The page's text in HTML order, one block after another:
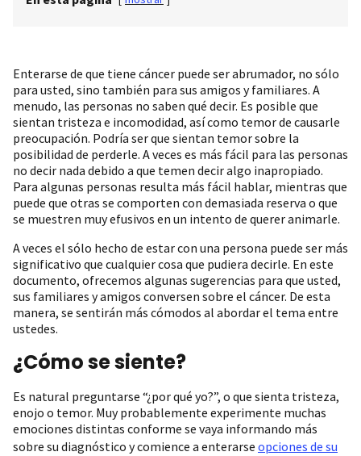
Enterarse de que tiene cáncer puede ser abrumador, no sólo
para usted, sino también para sus amigos y familiares. A
menudo, las personas no saben qué decir. Es posible que
sientan tristeza e incomodidad, así como temor de causarle
preocupación. Podría ser que sientan temor sobre la
posibilidad de perderle. A veces es más fácil para las personas
no decir nada debido a que temen decir algo inapropiado.
Para algunas personas resulta más fácil hablar, mientras que
puede que otras se comporten con demasiada reserva o que
se muestren muy efusivos en un intento de querer animarle.
A veces el sólo hecho de estar con una persona puede ser más
significativo que cualquier cosa que pudiera decirle. En este
documento, ofrecemos algunas sugerencias para que usted,
sus familiares y amigos conversen sobre el cáncer. De esta
manera, se sentirán más cómodos al abordar el tema entre
ustedes.
¿Cómo se siente?
Es natural preguntarse “¿por qué yo?”, o que sienta tristeza,
enojo o temor. Muy probablemente experimente muchas
emociones distintas conforme se vaya informando más
sobre su diagnóstico y comience a enterarse opciones de su